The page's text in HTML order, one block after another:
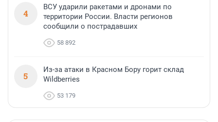
4
ВСУ ударили ракетами и дронами по
территории России. Власти регионов
сообщили о пострадавших
58 892
5
Из-за атаки в Красном Бору горит склад
Wildberries
53 179